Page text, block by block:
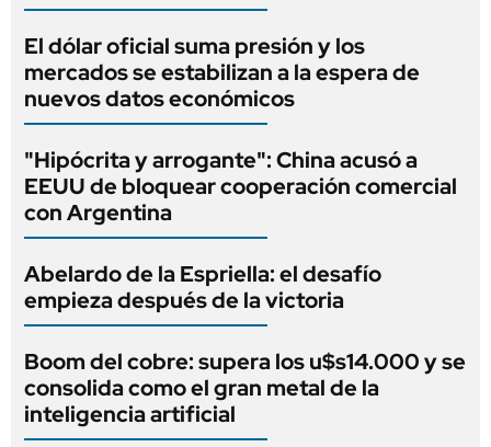
El dólar oficial suma presión y los
mercados se estabilizan a la espera de
nuevos datos económicos
"Hipócrita y arrogante": China acusó a
EEUU de bloquear cooperación comercial
con Argentina
Abelardo de la Espriella: el desafío
empieza después de la victoria
Boom del cobre: supera los u$s14.000 y se
consolida como el gran metal de la
inteligencia artificial